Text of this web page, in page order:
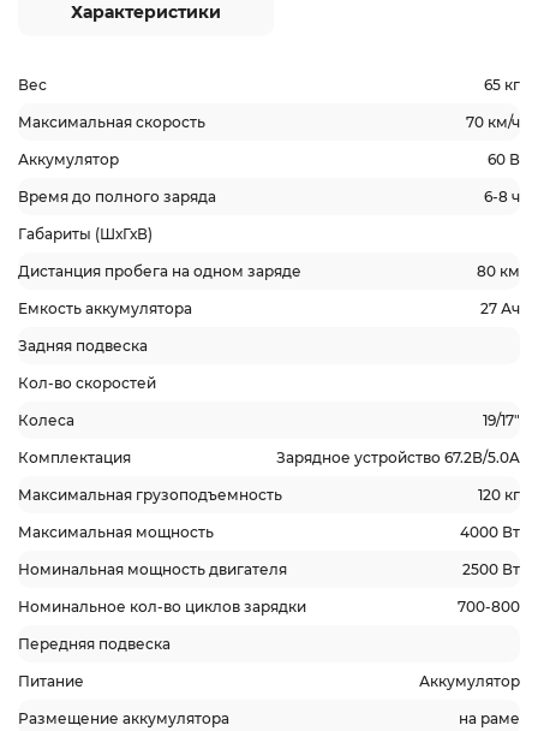
Характеристики
Вес 65 кг
Максимальная скорость 70 км/ч
Аккумулятор 60 В
Время до полного заряда 6-8 ч
Габариты (ШхГхВ)
Дистанция пробега на одном заряде 80 км
Емкость аккумулятора 27 Ач
Задняя подвеска
Кол-во скоростей
Колеса 19/17"
Комплектация Зарядное устройство 67.2В/5.0A
Максимальная грузоподъемность 120 кг
Максимальная мощность 4000 Вт
Номинальная мощность двигателя 2500 Вт
Номинальное кол-во циклов зарядки 700-800
Передняя подвеска
Питание Аккумулятор
Размещение аккумулятора на раме